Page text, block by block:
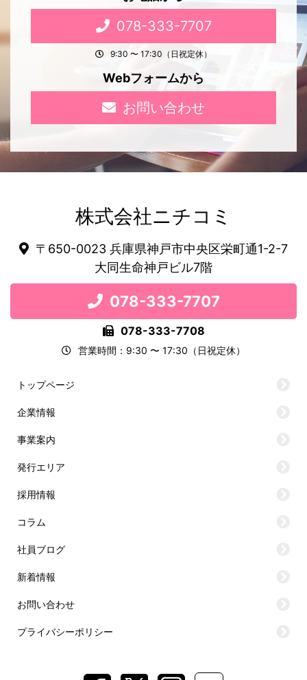
078-333-7707
9:30 〜 17:30（日祝定休）
Webフォームから
お問い合わせ
株式会社ニチコミ
〒650-0023 兵庫県神戸市中央区栄町通1-2-7
大同生命神戸ビル7階
078-333-7707
078-333-7708
営業時間：9:30 〜 17:30（日祝定休）
トップページ
企業情報
事業案内
発行エリア
採用情報
コラム
社員ブログ
新着情報
お問い合わせ
プライバシーポリシー